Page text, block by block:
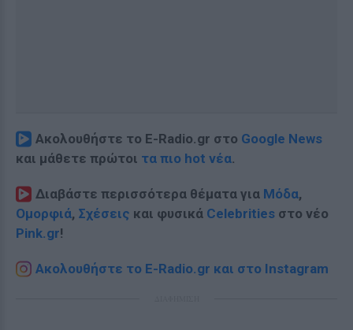
Ακολουθήστε το E-Radio.gr στο Google News
και μάθετε πρώτοι τα πιο hot νέα.
Διαβάστε περισσότερα θέματα για Μόδα,
Ομορφιά, Σχέσεις και φυσικά Celebrities στο νέο
Pink.gr!
Ακολουθήστε το E-Radio.gr και στο Instagram